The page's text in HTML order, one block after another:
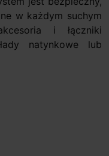
w każdym suchym
i łączniki
natynkowe lub